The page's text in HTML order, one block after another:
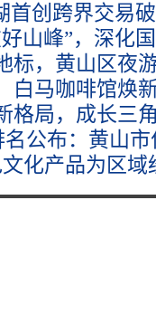
首创跨界交易
山峰”，深化
标，黄山区夜
白马咖啡馆焕
格局，成长三
公布：黄山
化产品为区